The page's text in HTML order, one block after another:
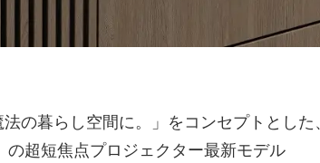
の暮らし空間に。」をコンセプトとした、
の超短焦点プロジェクター最新モデル